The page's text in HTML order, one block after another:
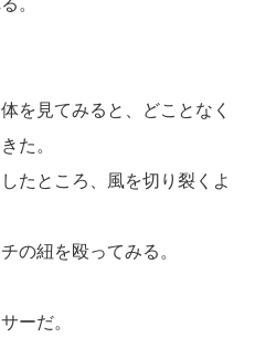
を見てみると、どことなく
た。
たところ、風を切り裂くよ
の紐を殴ってみる。
ーだ。